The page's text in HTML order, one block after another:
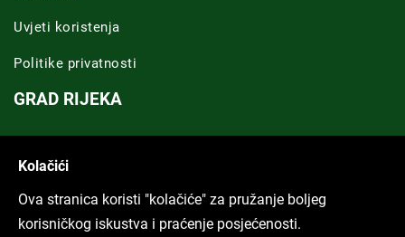
Uvjeti koristenja
Politike privatnosti
GRAD RIJEKA
ARHIVA TEKSTOVA
Kolačići
Ova stranica koristi "kolačiće" za pružanje boljeg
korisničkog iskustva i praćenje posjećenosti.